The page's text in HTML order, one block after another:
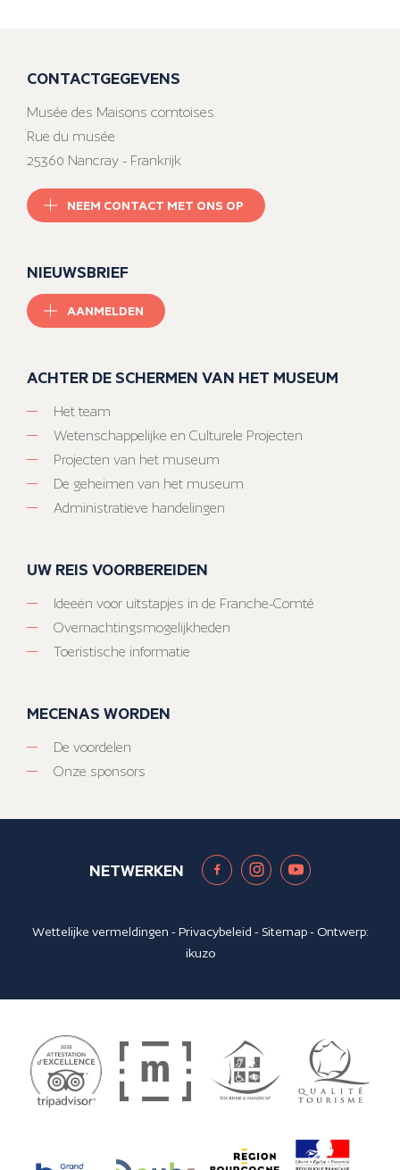
CONTACTGEGEVENS
Musée des Maisons comtoises
Rue du musée
25360 Nancray - Frankrijk
NEEM CONTACT MET ONS OP
NIEUWSBRIEF
AANMELDEN
ACHTER DE SCHERMEN VAN HET MUSEUM
Het team
Wetenschappelijke en Culturele Projecten
Projecten van het museum
De geheimen van het museum
Administratieve handelingen
UW REIS VOORBEREIDEN
Ideeën voor uitstapjes in de Franche-Comté
Overnachtingsmogelijkheden
Toeristische informatie
MECENAS WORDEN
De voordelen
Onze sponsors
NETWERKEN
Wettelijke vermeldingen -Privacybeleid - Sitemap- Ontwerp:
ikuzo